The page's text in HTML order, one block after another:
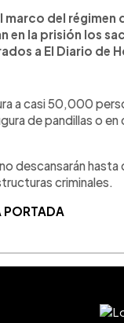
del régimen
en la prisión los
a El Diario de
a casi 50,000
de pandillas o
descansarán hasta
criminales.
PORTADA